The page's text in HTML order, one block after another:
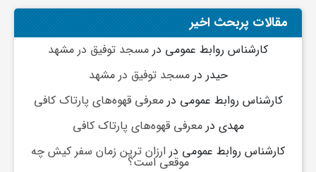
مقالات پربحث اخیر
کارشناس روابط عمومی در مسجد توفیق در مشهد
حیدر درمسجد توفیق در مشهد
کارشناس روابط عمومی درمعرفی قهوه‌های پارتاک کافی
مهدی درمعرفی قهوه‌های پارتاک کافی
کارشناس روابط عمومی در ارزان ترین زمان سفر کیش چه
موقعی است؟